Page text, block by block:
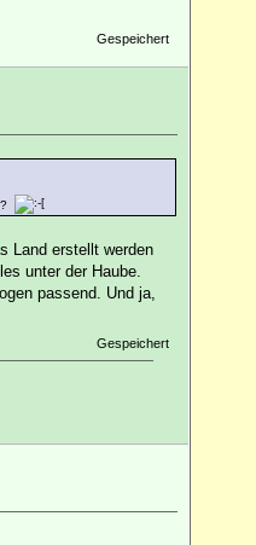
Gespeichert
Land erstellt werden
unter der Haube.
passend. Und ja,
Gespeichert